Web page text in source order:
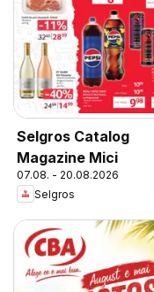
Selgros Catalog
Magazine Mici
07.08. - 20.08.2026
Selgros